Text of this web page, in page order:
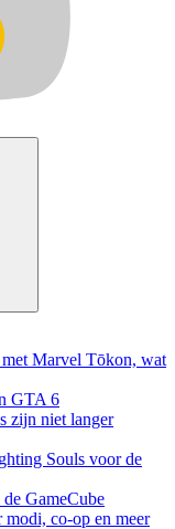
met Marvel Tōkon, wat
GTA 6
zijn niet langer
Souls voor de
GameCube
modi, co-op en meer